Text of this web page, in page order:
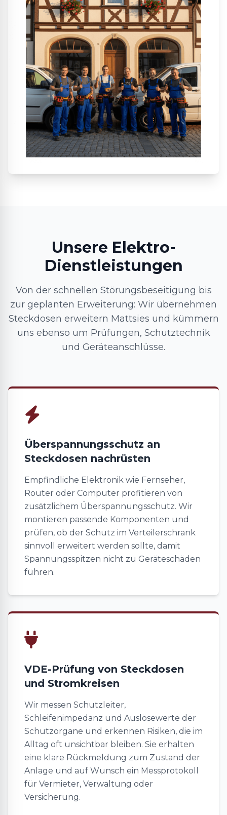
Unsere Elektro-
Dienstleistungen
Von der schnellen Störungsbeseitigung bis
zur geplanten Erweiterung: Wir übernehmen
Steckdosen erweitern Mattsies und kümmern
uns ebenso um Prüfungen, Schutztechnik
und Geräteanschlüsse.
Überspannungsschutz an
Steckdosen nachrüsten
Empfindliche Elektronik wie Fernseher,
Router oder Computer profitieren von
zusätzlichem Überspannungsschutz. Wir
montieren passende Komponenten und
prüfen, ob der Schutz im Verteilerschrank
sinnvoll erweitert werden sollte, damit
Spannungsspitzen nicht zu Geräteschäden
führen.
VDE-Prüfung von Steckdosen
und Stromkreisen
Wir messen Schutzleiter,
Schleifenimpedanz und Auslösewerte der
Schutzorgane und erkennen Risiken, die im
Alltag oft unsichtbar bleiben. Sie erhalten
eine klare Rückmeldung zum Zustand der
Anlage und auf Wunsch ein Messprotokoll
für Vermieter, Verwaltung oder
Versicherung.